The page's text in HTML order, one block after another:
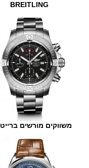
BREITLING
משווקים מורשים ברייטלינג